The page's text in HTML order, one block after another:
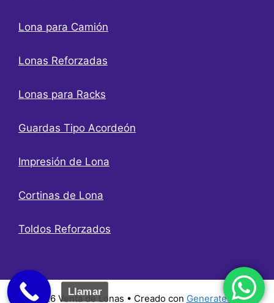
Lona para Camión
Lonas Reforzadas
Lonas para Racks
Guardas Tipo Acordeón
Impresión de Lona
Cortinas de Lona
Toldos Reforzados
© 2026 Venta de Lonas • Creado con GeneratePress
Llamar